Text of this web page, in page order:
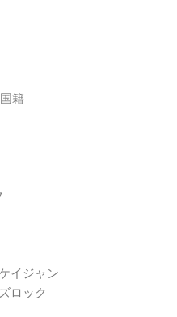
籍
イジャン
ロック